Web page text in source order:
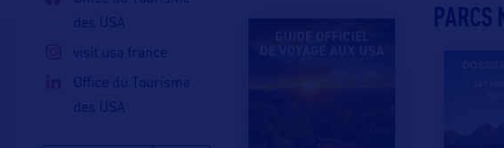
des USA
visit usa france
Office du Tourisme
des USA
PARCS